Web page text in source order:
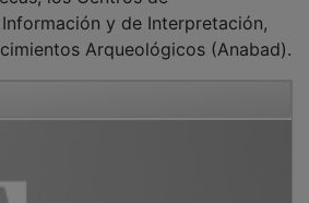
y de Interpretación,
Arqueológicos (Anabad).